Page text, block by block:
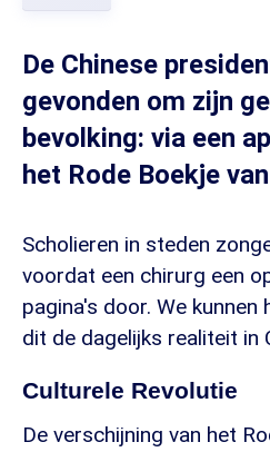
De Chinese
gevonden om zijn
bevolking: via een
het Rode Boekje
Scholieren in steden
voordat een chirurg een
pagina's door. We
dit de dagelijks realiteit in
Culturele Revolutie
De verschijning van het